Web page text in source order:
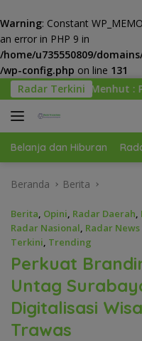
Warning: Constant
an error in PHP 9 in
/home/u735550809/
/wp-config.php on line 131
Langsung
ke
konten
Radar Terkini
: Presiden Prabowo
Belanja dan Hiburan
Beranda Berita
Berita, Opini, Radar Daerah,
Radar Nasional, Radar
Terkini, Trending
Perkuat
Untag
Digitalisasi
Trawas